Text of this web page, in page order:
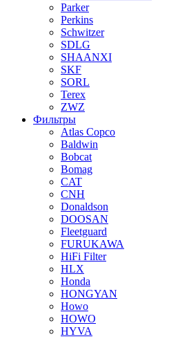
Parker
Perkins
Schwitzer
SDLG
SHAANXI
SKF
SORL
Terex
ZWZ
Фильтры
Atlas Copco
Baldwin
Bobcat
Bomag
CAT
CNH
Donaldson
DOOSAN
Fleetguard
FURUKAWA
HiFi Filter
HLX
Honda
HONGYAN
Howo
HOWO
HYVA